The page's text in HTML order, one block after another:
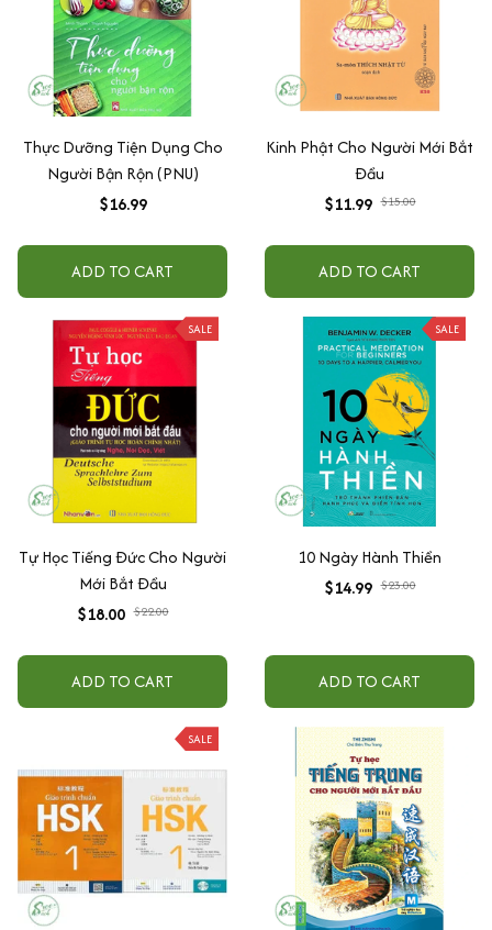
Thực Dưỡng Tiện Dụng Cho
Người Bận Rộn (PNU)
$16.99
ADD TO CART
Kinh Phật Cho Người Mới Bắt
Đầu
$11.99 $15.00
ADD TO CART
SALE
Tự Học Tiếng Đức Cho Người
Mới Bắt Đầu
$18.00 $22.00
ADD TO CART
SALE
10 Ngày Hành Thiền
$14.99 $23.00
ADD TO CART
SALE